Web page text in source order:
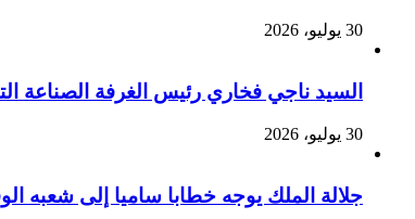
30 يوليو، 2026
السيد ناجي فخاري رئيس الغرفة الصناعة
30 يوليو، 2026
جلالة الملك يوجه خطابا ساميا إلى شعبه